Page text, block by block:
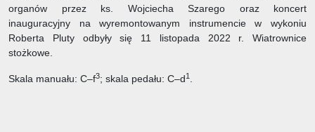
organów przez ks. Wojciecha Szarego oraz koncert
inauguracyjny na wyremontowanym instrumencie w wykoniu
Roberta Pluty odbyły się 11 listopada 2022 r. Wiatrownice
stożkowe.
Skala manuału: C–f3; skala pedału: C–d1